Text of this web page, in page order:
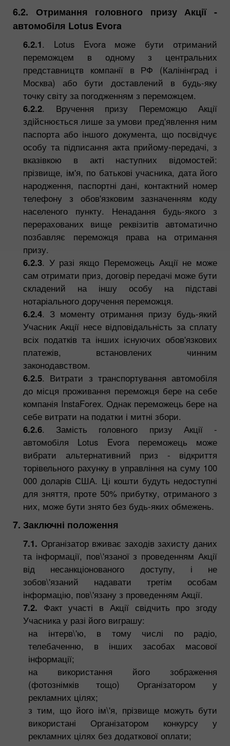
6.2. Отримання головного призу Акції -
автомобіля Lotus Evora
6.2.1. Lotus Evora може бути отриманий
переможцем в одному з центральних
представництв компанії в РФ (Калінінград і
Москва) або бути доставлений в будь-яку
точку світу за погодженням з переможцем.
6.2.2. Вручення призу Переможцю Акції
здійснюється лише за умови пред'явлення ним
паспорта або іншого документа, що посвідчує
особу та підписання акта прийому-передачі, з
вказівкою в акті наступних відомостей:
прізвище, ім'я, по батькові учасника, дата його
народження, паспортні дані, контактний номер
телефону з обов'язковим зазначенням коду
населеного пункту. Ненадання будь-якого з
перерахованих вище реквізитів автоматично
позбавляє переможця права на отримання
призу.
6.2.3. У разі якщо Переможець Акції не може
сам отримати приз, договір передачі може бути
складений на іншу особу на підставі
нотаріального доручення переможця.
6.2.4. З моменту отримання призу будь-який
Учасник Акції несе відповідальність за сплату
всіх податків та інших існуючих обов'язкових
платежів, встановлених чинним
законодавством.
6.2.5. Витрати з транспортування автомобіля
до місця проживання переможця бере на себе
компанія InstaForex. Однак переможець бере на
себе витрати на податки і митні збори.
6.2.6. Замість головного призу Акції -
автомобіля Lotus Evora переможець може
вибрати альтернативний приз - відкриття
торівельного рахунку в управління на суму 100
000 доларів США. Ці кошти будуть недоступні
для зняття, проте 50% прибутку, отриманого з
них, може бути знято без будь-яких обмежень.
7. Заключні положення
7.1. Організатор вживає заходів захисту даних
та інформації, пов\'язаної з проведенням Акції
від несанкціонованого доступу, і не
зобов\'язаний надавати третім особам
інформацію, пов\'язану з проведенням Акції.
7.2. Факт участі в Акції свідчить про згоду
Учасника у разі його виграшу:
на інтерв\'ю, в тому числі по радіо,
телебаченню, в інших засобах масової
інформації;
на використання його зображення
(фотознімків тощо) Організатором у
рекламних цілях;
з тим, що його ім\'я, прізвище можуть бути
використані Організатором конкурсу у
рекламних цілях без додаткової оплати;